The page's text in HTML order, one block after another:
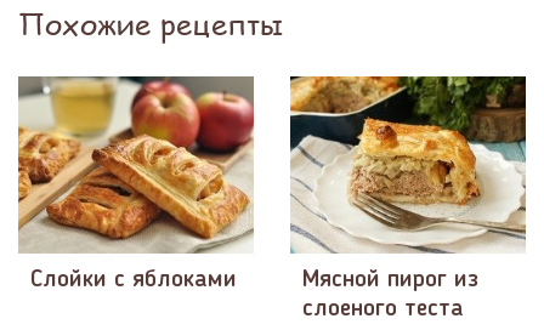
Похожие рецепты
Слойки с яблоками
Мясной пирог из
слоеного теста